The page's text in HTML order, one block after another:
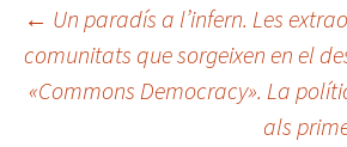
Navegació
per
← Un paradís a l’infern. Les
comunitats que sorgeixen en el
«Commons Democracy». La
als